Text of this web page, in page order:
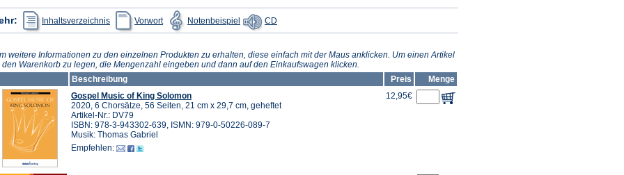
Inhaltsverzeichnis
(Öffnet
in
einem
Tab)
Vorwort
(Öffnet
in
einem
Tab)
Notenbeispiel
(Öffnet
in
einem
Tab)
CDin
einem
Tab)
weitere Informationen zu den einzelnen Produkten zu erhalten, diese einfach mit der Maus anklicken. Um einen Artikel
den Warenkorb zu legen, die Mengenzahl eingeben und dann auf den Einkaufswagen klicken.
Beschreibung
Preis
Menge
Gospel Music of King Solomon
2020, 6 Chorsätze, 56 Seiten, 21 cm x 29,7 cm, geheftet
Artikel-Nr.: DV79
ISBN: 978-3-943302-639, ISMN: 979-0-50226-089-7
Musik: Thomas Gabriel
Empfehlen:
12,95€